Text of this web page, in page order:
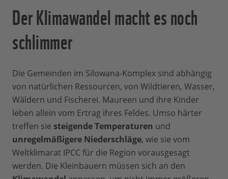
Der Klimawandel macht es noch
schlimmer
Die Gemeinden im Silowana-Komplex sind abhängig
von natürlichen Ressourcen, von Wildtieren, Wasser,
Wäldern und Fischerei. Maureen und ihre Kinder
leben allein vom Ertrag ihres Feldes. Umso härter
treffen sie steigende Temperaturen und
unregelmäßigere Niederschläge, wie sie vom
Weltklimarat IPCC für die Region vorausgesagt
werden. Die Kleinbauern müssen sich an den